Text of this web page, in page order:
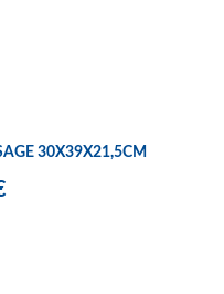
30X39X21,5CM